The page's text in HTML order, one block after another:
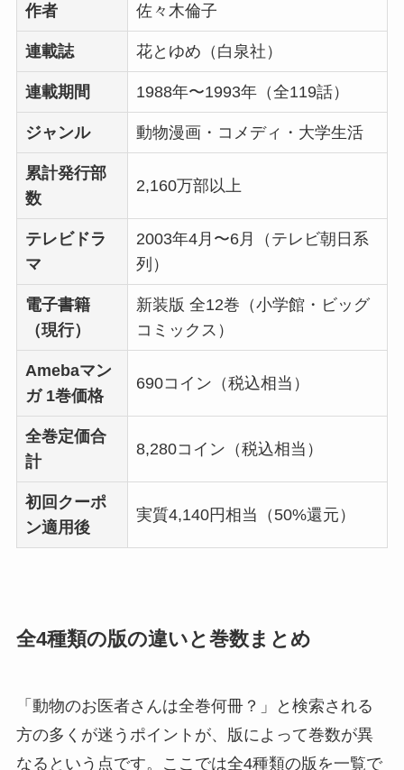
作者 佐々木倫子
連載誌 花とゆめ（白泉社）
連載期間 1988年〜1993年（全119話）
ジャンル 動物漫画・コメディ・大学生活
累計発行部
数
2,160万部以上
テレビドラ
マ
2003年4月〜6月（テレビ朝日系
列）
電子書籍
（現行）
新装版 全12巻（小学館・ビッグ
コミックス）
Amebaマン
ガ 1巻価格
690コイン（税込相当）
全巻定価合
計
8,280コイン（税込相当）
初回クーポ
ン適用後
実質4,140円相当（50%還元）
全4種類の版の違いと巻数まとめ
「動物のお医者さんは全巻何冊？」と検索される
方の多くが迷うポイントが、版によって巻数が異
なるという点です。ここでは全4種類の版を一覧で